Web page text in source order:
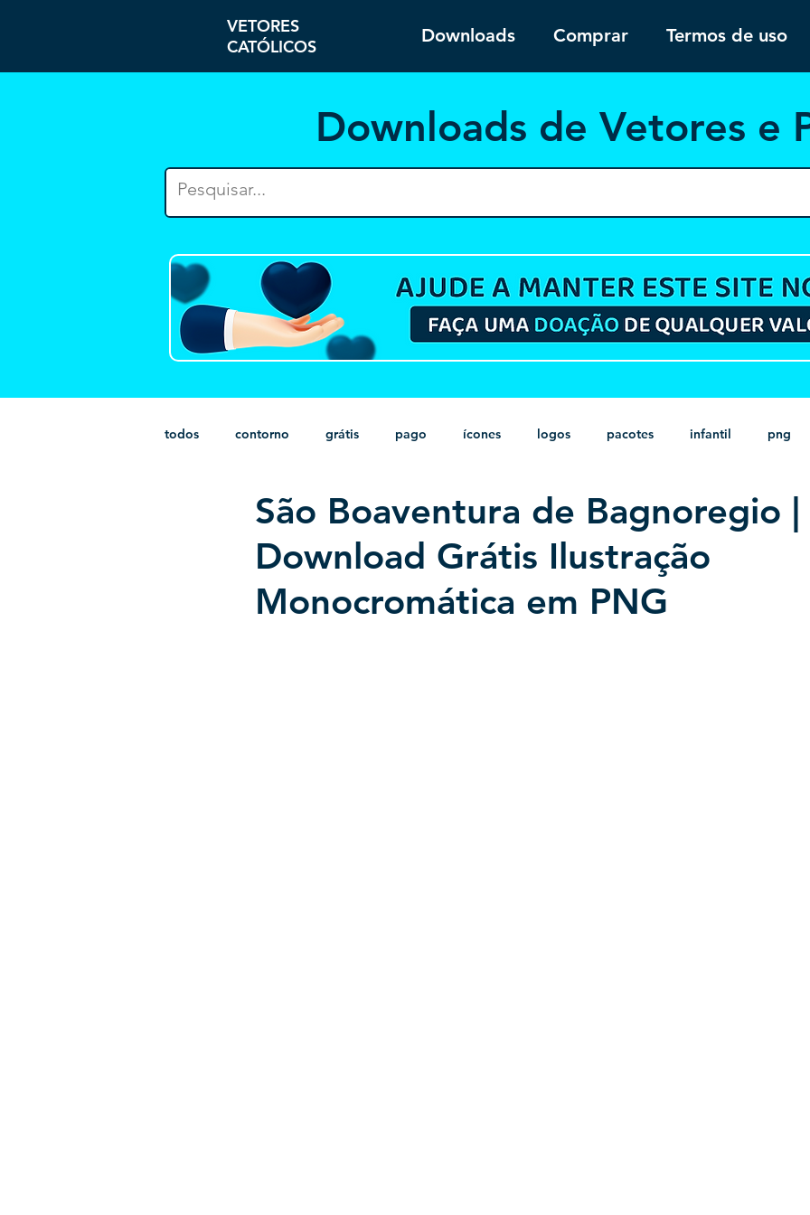
VETORES
CATÓLICOS
Downloads Comprar Termos de uso
Downloads de Vetores e
todos contorno grátis pago ícones logos pacotes infantil png
monocromático vetor estampas sem fundo HD minimalista psd
São Boaventura de Bagnoregio |
Download Grátis Ilustração
Monocromática em PNG